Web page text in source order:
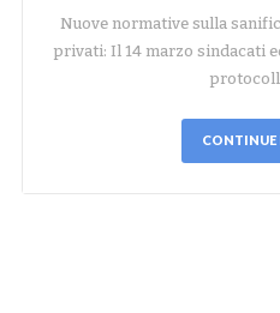
Nuove normative sulla
privati: Il 14 marzo sindacati
CONTINUE